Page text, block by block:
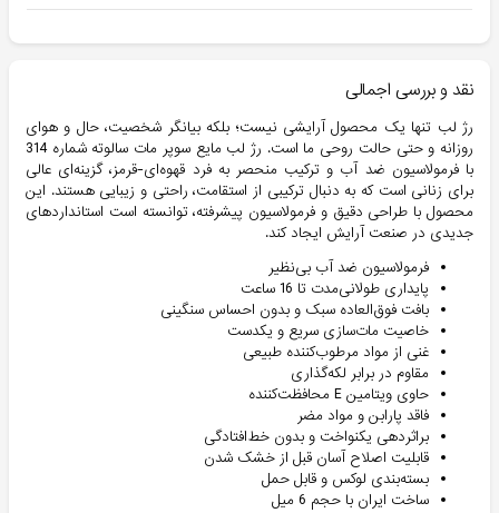
نقد و بررسی اجمالی
رژ لب تنها یک محصول آرایشی نیست؛ بلکه بیانگر شخصیت، حال و هوای
روزانه و حتی حالت روحی ما است. رژ لب مایع سوپر مات سالوته شماره 314
با فرمولاسیون ضد آب و ترکیب منحصر به فرد قهوه‌ای-قرمز، گزینه‌ای عالی
برای زنانی است که به دنبال ترکیبی از استقامت، راحتی و زیبایی هستند. این
محصول با طراحی دقیق و فرمولاسیون پیشرفته، توانسته است استانداردهای
جدیدی در صنعت آرایش ایجاد کند.
فرمولاسیون ضد آب بی‌نظیر
پایداری طولانی‌مدت تا 16 ساعت
بافت فوق‌العاده سبک و بدون احساس سنگینی
خاصیت مات‌سازی سریع و یکدست
غنی از مواد مرطوب‌کننده طبیعی
مقاوم در برابر لکه‌گذاری
حاوی ویتامین E محافظت‌کننده
فاقد پارابن و مواد مضر
براثردهی یکنواخت و بدون خط‌افتادگی
قابلیت اصلاح آسان قبل از خشک شدن
بسته‌بندی لوکس و قابل حمل
ساخت ایران با حجم 6 میل